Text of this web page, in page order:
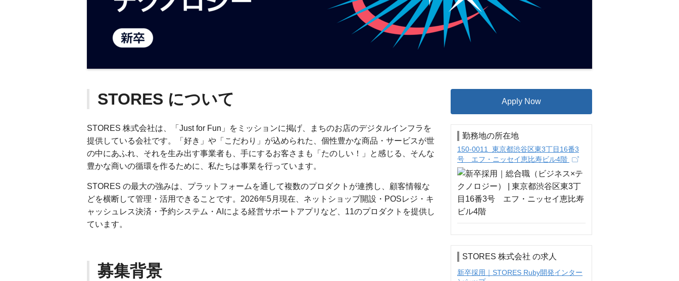
STORES について
STORES 株式会社は、「Just for Fun」をミッションに掲げ、まちのお店のデジタルインフラを
提供している会社です。「好き」や「こだわり」が込められた、個性豊かな商品・サービスが世
の中にあふれ、それを生み出す事業者も、手にするお客さまも「たのしい！」と感じる、そんな
豊かな商いの循環を作るために、私たちは事業を行っています。
STORES の最大の強みは、プラットフォームを通して複数のプロダクトが連携し、顧客情報な
どを横断して管理・活用できることです。2026年5月現在、ネットショップ開設・POSレジ・キ
ャッシュレス決済・予約システム・AIによる経営サポートアプリなど、11のプロダクトを提供し
ています。
募集背景
Apply Now
勤務地の所在地
150-0011 東京都渋谷区東3丁目16番3
号 エフ・ニッセイ恵比寿ビル4階
STORES 株式会社 の求人
新卒採用｜STORES Ruby開発インター